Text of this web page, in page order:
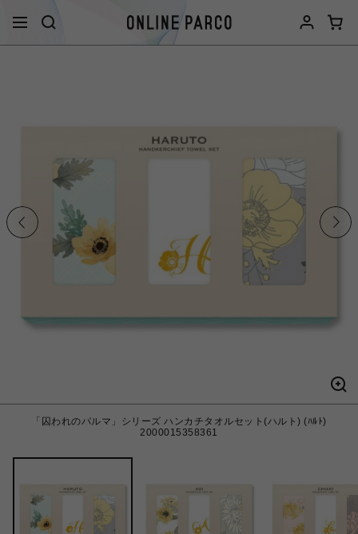
「囚われのパルマ」シリーズ ハンカチタオルセット(ハルト) (ﾊﾙﾄ)
2000015358361